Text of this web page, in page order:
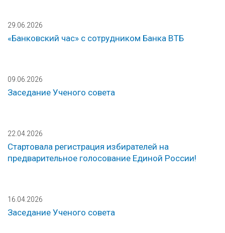
29.06.2026
«Банковский час» с сотрудником Банка ВТБ
09.06.2026
Заседание Ученого совета
22.04.2026
Стартовала регистрация избирателей на
предварительное голосование Единой России!
16.04.2026
Заседание Ученого совета